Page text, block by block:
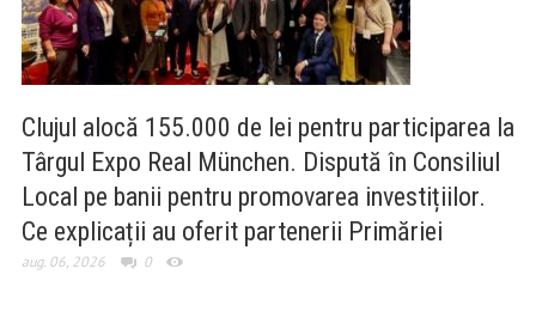
Clujul alocă 155.000 de lei pentru participarea la
Târgul Expo Real München. Dispută în Consiliul
Local pe banii pentru promovarea investițiilor.
Ce explicații au oferit partenerii Primăriei
aug. 06, 2026 0